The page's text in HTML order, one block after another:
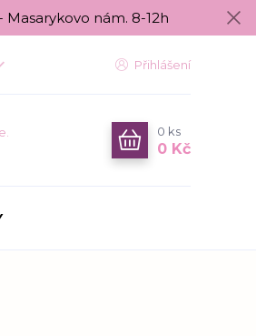
Masarykovo nám. 8-12h
Přihlášení
0 ks
0 Kč